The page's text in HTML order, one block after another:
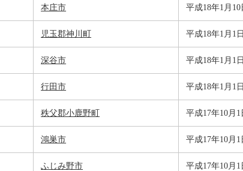
本庄市 平成18年1月10
児玉郡神川町 平成18年1月1日
深谷市 平成18年1月1日
行田市 平成18年1月1日
秩父郡小鹿野町 平成17年10月1
鴻巣市 平成17年10月1
ふじみ野市 平成17年10月1